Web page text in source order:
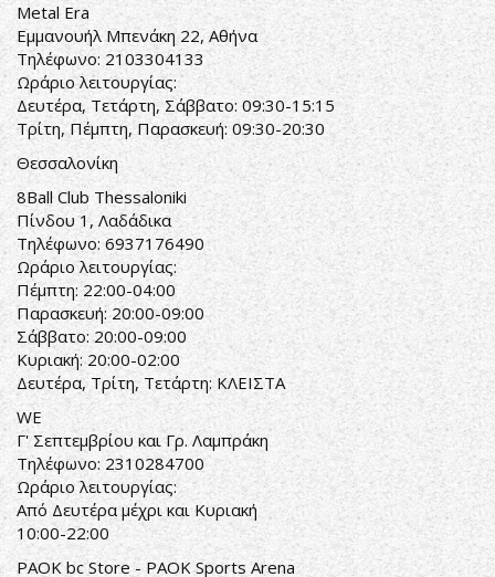
Metal Era
Εμμανουήλ Μπενάκη 22, Αθήνα
Τηλέφωνο: 2103304133
Ωράριο λειτουργίας:
Δευτέρα, Τετάρτη, Σάββατο: 09:30-15:15
Τρίτη, Πέμπτη, Παρασκευή: 09:30-20:30
Θεσσαλονίκη
8Ball Club Thessaloniki
Πίνδου 1, Λαδάδικα
Τηλέφωνο: 6937176490
Ωράριο λειτουργίας:
Πέμπτη: 22:00-04:00
Παρασκευή: 20:00-09:00
Σάββατο: 20:00-09:00
Κυριακή: 20:00-02:00
Δευτέρα, Τρίτη, Τετάρτη: ΚΛΕΙΣΤΑ
WE
Γ' Σεπτεμβρίου και Γρ. Λαμπράκη
Τηλέφωνο: 2310284700
Ωράριο λειτουργίας:
Από Δευτέρα μέχρι και Κυριακή
10:00-22:00
PAOK bc Store - PAOK Sports Arena